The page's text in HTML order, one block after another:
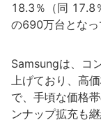
18.3％（同 17.8
の690万台となっ
Samsungは、コ
上げており、高
で、手頃な価格
ンナップ拡充も